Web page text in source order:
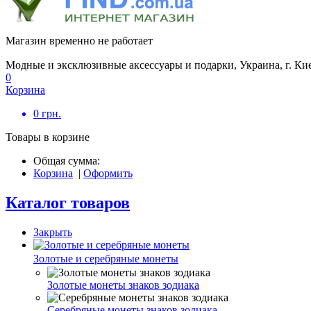
Магазин временно не работает
Модные и эксклюзивные аксессуары и подарки, Украина, г.
0
Корзина
0 грн.
Товары в корзине
Общая сумма:
Корзина | Оформить
Каталог товаров
Закрыть
Золотые и серебряные монеты
Золотые монеты знаков зодиака